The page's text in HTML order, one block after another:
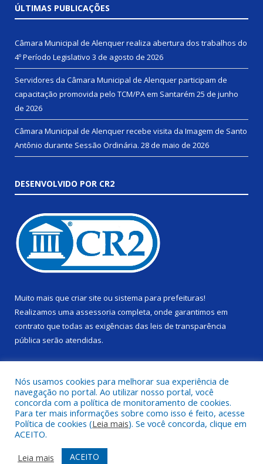
ÚLTIMAS PUBLICAÇÕES
Câmara Municipal de Alenquer realiza abertura dos trabalhos do
4º Período Legislativo 3 de agosto de 2026
Servidores da Câmara Municipal de Alenquer participam de
capacitação promovida pelo TCM/PA em Santarém 25 de junho
de 2026
Câmara Municipal de Alenquer recebe visita da Imagem de Santo
Antônio durante Sessão Ordinária. 28 de maio de 2026
DESENVOLVIDO POR CR2
Muito mais que criar site ou sistema para prefeituras!
Realizamos uma assessoria completa, onde garantimos em
contrato que todas as exigências das leis de transparência
pública serão atendidas.
Todos os direitos reservados a Câmara Municipal de Alenquer.
Mapa do Site
Acessar Área Administrativa
Nós usamos cookies para melhorar sua experiência de
navegação no portal. Ao utilizar nosso portal, você
concorda com a política de monitoramento de cookies.
Para ter mais informações sobre como isso é feito, acesse
Política de cookies (Leia mais). Se você concorda, clique em
ACEITO.
Leia mais
ACEITO